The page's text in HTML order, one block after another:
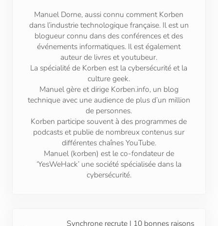
Manuel Dorne, aussi connu comment Korben
dans l’industrie technologique française. Il est un
blogueur connu dans des conférences et des
événements informatiques. Il est également
auteur de livres et youtubeur.
La spécialité de Korben est la cybersécurité et la
culture geek.
Manuel gère et dirige Korben.info, un blog
technique avec une audience de plus d’un million
de personnes.
Korben participe souvent à des programmes de
podcasts et publie de nombreux contenus sur
différentes chaînes YouTube.
Manuel (korben) est le co-fondateur de
‘YesWeHack’ une société spécialisée dans la
cybersécurité.
Synchrone recrute | 10 bonnes raisons